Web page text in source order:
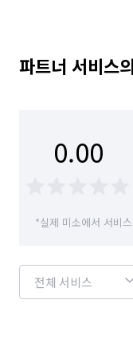
파트너 서비스
0.00
*실제 미소에서 서비